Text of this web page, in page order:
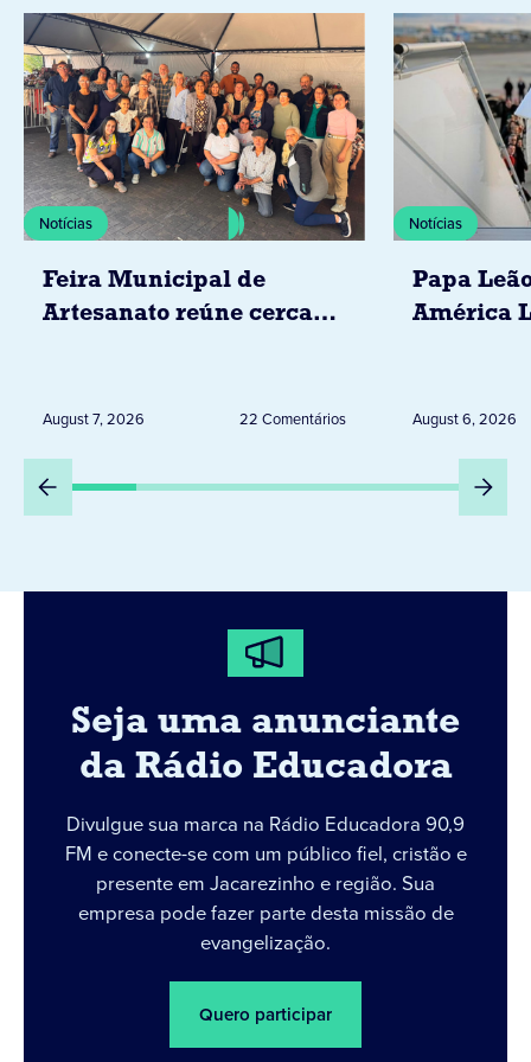
Notícias
Feira Municipal de
Artesanato reúne cerca
August 7, 2026 22 Comentários
Notícias
Papa
América
Peru
August 6, 2026
Seja uma anunciante
da Rádio Educadora
Divulgue sua marca na Rádio Educadora 90,9
FM e conecte-se com um público fiel, cristão e
presente em Jacarezinho e região. Sua
empresa pode fazer parte desta missão de
evangelização.
Quero participar